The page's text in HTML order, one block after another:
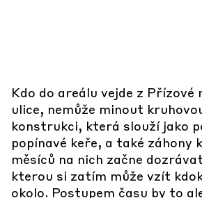
Kdo do areálu vejde z Přízové
ulice, nemůže minout
konstrukci, která slouží jako
popínavé keře, a také záhony
měsíců na nich začne
kterou si zatím může vzít
okolo. Postupem času by to